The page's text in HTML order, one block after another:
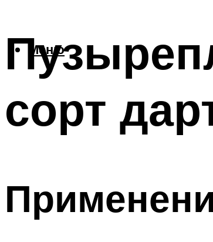
Меню
сорт